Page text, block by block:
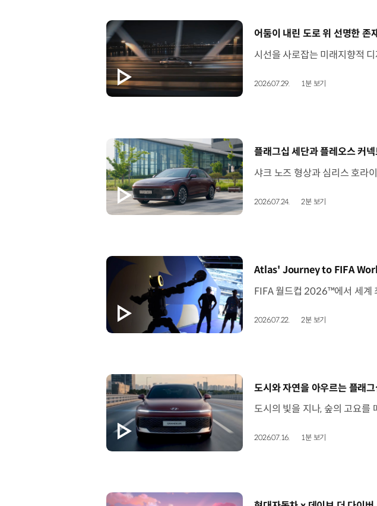
[동영상]
어둠이 내린 도로 위 선명한 존
2026.07.29. 1분 보기
[동영상]
플래그십 세단과 플레오스 커
2026.07.24. 2분 보기
[동영상]
Atlas' Journey to FIFA
2026.07.22. 2분 보기
[동영상]
도시와 자연을 아우르는 플래
2026.07.16. 1분 보기